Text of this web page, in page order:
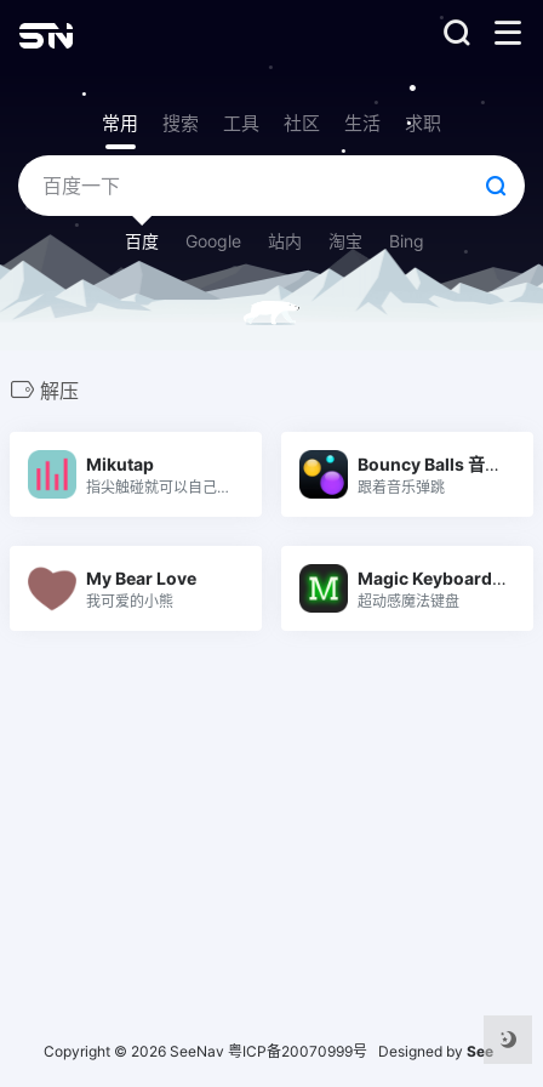
常用 搜索 工具 社区 生活 求职
百度 Google 站内 淘宝 Bing
解压
Mikutap
指尖触碰就可以自己创作一首歌曲
Bouncy Balls 音乐弹力球
跟着音乐弹跳
My Bear Love
我可爱的小熊
Magic Keyboard 字符跳动
超动感魔法键盘
Copyright © 2026 SeeNav 粤ICP备20070999号Designed by See